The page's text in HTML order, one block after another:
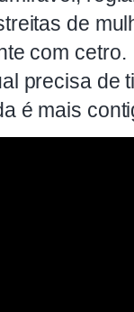
de
com cetro.
precisa de ti
é mais